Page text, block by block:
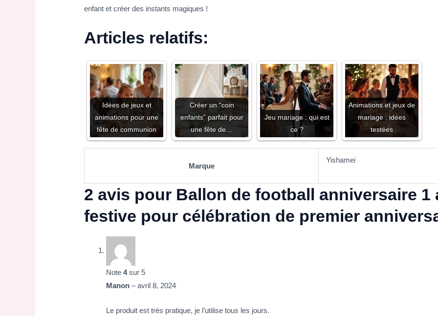
enfant et créer des instants magiques !
Articles relatifs:
Idées de jeux et
animations pour une
fête de communion
Créer un “coin
enfants” parfait pour
une fête de…
Jeu mariage : qui est
ce ?
Animations et jeux de
mariage : idées
testées
Marque
Yishamei
2 avis pour Ballon de football anniversaire 1
festive pour célébration de premier
Note4sur 5
Manon– avril 8, 2024
Le produit est très pratique, je l’utilise tous les jours.